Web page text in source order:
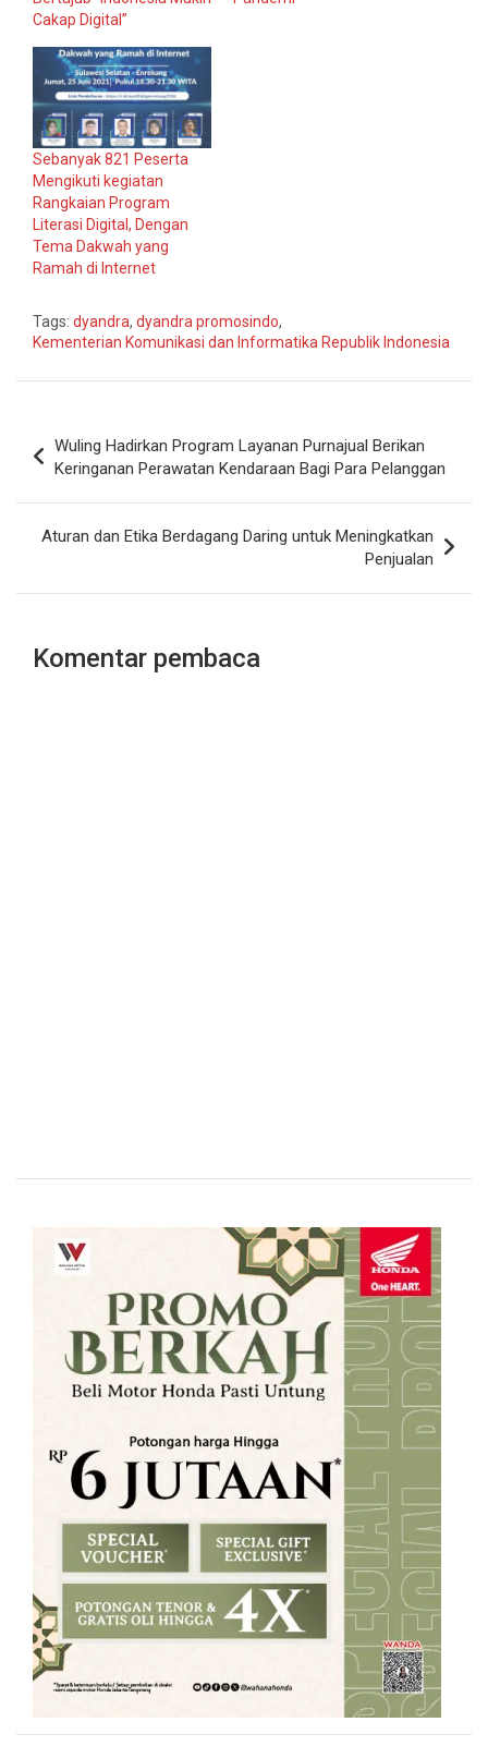
Cakap Digital”
Sebanyak 821 Peserta
Mengikuti kegiatan
Rangkaian Program
Literasi Digital, Dengan
Tema Dakwah yang
Ramah di Internet
Tags: dyandra, dyandra promosindo,
Kementerian Komunikasi dan Informatika Republik Indonesia
pos
Wuling Hadirkan Program Layanan Purnajual Berikan
Keringanan Perawatan Kendaraan Bagi Para Pelanggan
Aturan dan Etika Berdagang Daring untuk Meningkatkan
Penjualan
Komentar pembaca